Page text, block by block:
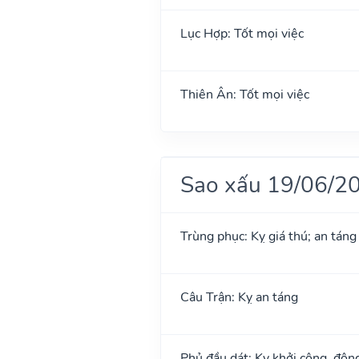
Lục Hợp: Tốt mọi việc
Thiên Ân: Tốt mọi việc
Sao xấu 19/06/
Trùng phục: Kỵ giá thú; an táng
Câu Trận: Kỵ an táng